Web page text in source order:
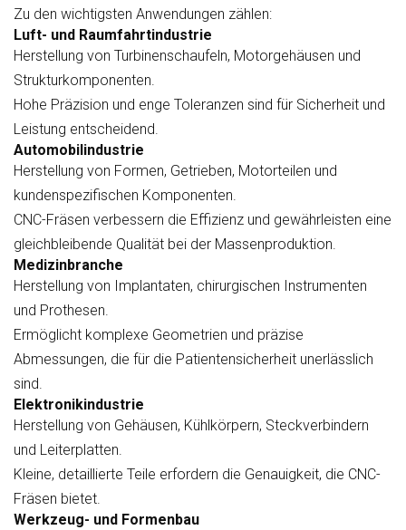
Zu den wichtigsten Anwendungen zählen:
Luft- und Raumfahrtindustrie
Herstellung von Turbinenschaufeln, Motorgehäusen und
Strukturkomponenten.
Hohe Präzision und enge Toleranzen sind für Sicherheit und
Leistung entscheidend.
Automobilindustrie
Herstellung von Formen, Getrieben, Motorteilen und
kundenspezifischen Komponenten.
CNC-Fräsen verbessern die Effizienz und gewährleisten eine
gleichbleibende Qualität bei der Massenproduktion.
Medizinbranche
Herstellung von Implantaten, chirurgischen Instrumenten
und Prothesen.
Ermöglicht komplexe Geometrien und präzise
Abmessungen, die für die Patientensicherheit unerlässlich
sind.
Elektronikindustrie
Herstellung von Gehäusen, Kühlkörpern, Steckverbindern
und Leiterplatten.
Kleine, detaillierte Teile erfordern die Genauigkeit, die CNC-
Fräsen bietet.
Werkzeug- und Formenbau